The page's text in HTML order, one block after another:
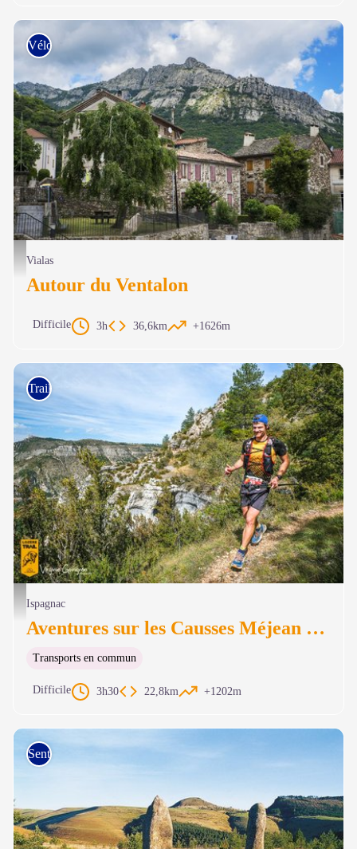
Village de Vialas - © Thierry Vezon
Vélo de route
Vialas
Autour du Ventalon
Difficile 3h 36,6km +1626m
© Virginie Govignon - Lozère trail
Trail
Ispagnac
Aventures sur les Causses Méjean et Sauveterre - Trail n°44
Transports en commun
Difficile 3h30 22,8km +1202m
Sentiers de découverte